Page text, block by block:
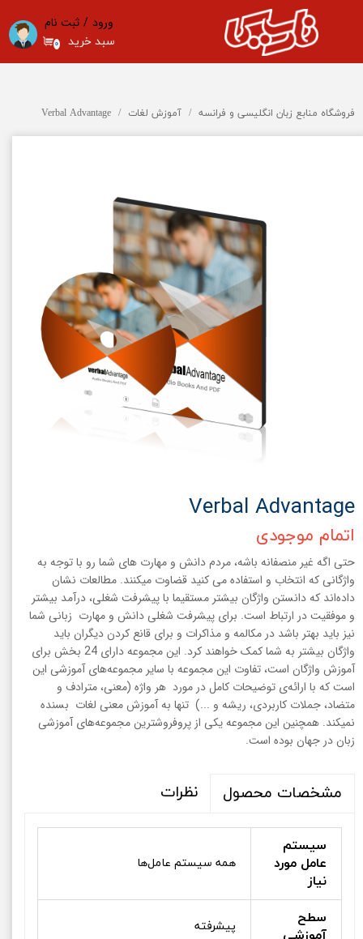
ورود / ثبت نام
حساب کاربری من
سفارشات
۰ سبد خرید
فروشگاه منابع زبان انگلیسی و فرانسه آموزش لغات Verbal Advantage
Verbal Advantage
اتمام موجودی
حتی اگه غیر منصفانه باشه، مردم دانش و مهارت های شما رو با توجه به
واژگانی که انتخاب و استفاده می کنید قضاوت میکنند. مطالعات نشان
داده‌اند که دانستن واژگان بیشتر مستقیما با پیشرفت شغلی، درآمد بیشتر
و موفقیت در ارتباط است. برای پیشرفت شغلی دانش و مهارت زبانی شما
نیز باید بهتر باشد در مکالمه و مذاکرات و برای قانع کردن دیگران باید
واژگان بیشتر به شما کمک خواهند کرد. این مجموعه دارای 24 بخش برای
آموزش واژگان است، تفاوت این مجموعه با سایر مجموعه‌های آموزشی این
است که با ارائه‌ی توضیحات کامل در مورد هر واژه (معنی، مترادف و
متضاد، جملات کاربردی، ریشه و ...) تنها به آموزش معنی لغات بسنده
نمیکند. همچنین این مجموعه یکی از پروفروشترین مجموعه‌های آموزشی
زبان در جهان بوده است.
مشخصات محصول نظرات
سیستم
عامل مورد
نیاز
همه سیستم عامل‌ها
سطح
آموزشی
پیشرفته